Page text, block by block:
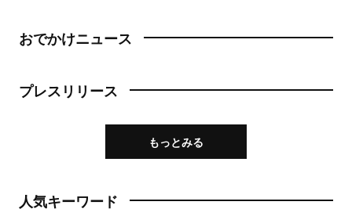
おでかけニュース
プレスリリース
もっとみる
人気キーワード